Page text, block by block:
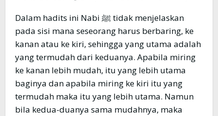
Dalam hadits ini Nabi ﷺ tidak menjelaskan
pada sisi mana seseorang harus berbaring, ke
kanan atau ke kiri, sehingga yang utama adalah
yang termudah dari keduanya. Apabila miring
ke kanan lebih mudah, itu yang lebih utama
baginya dan apabila miring ke kiri itu yang
termudah maka itu yang lebih utama. Namun
bila kedua-duanya sama mudahnya, maka